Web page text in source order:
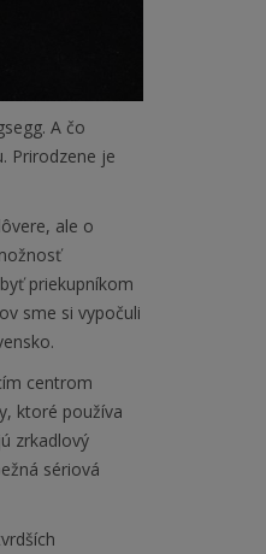
A čo
Prirodzene je
ale o
priekupníkom
sme si vypočuli
centrom
ktoré používa
zrkadlový
sériová